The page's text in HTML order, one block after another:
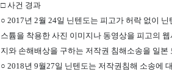
□ 사건 경과
○ 2017년 2월 24일 닌텐도는 피고가 허락 없이
스튬을 착용한 사진 이미지나 동영상을 피고의
지와 손해배상을 구하는 저작권 침해소송을 일
○ 2018년 9월27일 닌텐도는 저작권침해 소송에